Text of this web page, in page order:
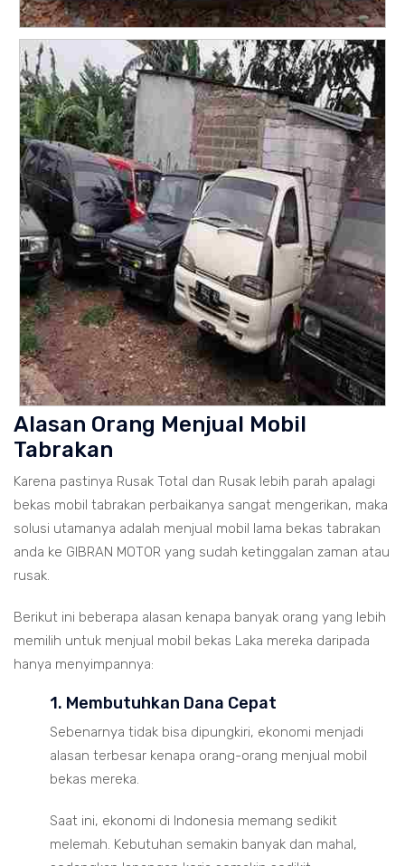
Alasan Orang Menjual Mobil
Tabrakan
Karena pastinya Rusak Total dan Rusak lebih parah apalagi
bekas mobil tabrakan perbaikanya sangat mengerikan, maka
solusi utamanya adalah menjual mobil lama bekas tabrakan
anda ke GIBRAN MOTOR yang sudah ketinggalan zaman atau
rusak.
Berikut ini beberapa alasan kenapa banyak orang yang lebih
memilih untuk menjual mobil bekas Laka mereka daripada
hanya menyimpannya:
1. Membutuhkan Dana Cepat
Sebenarnya tidak bisa dipungkiri, ekonomi menjadi
alasan terbesar kenapa orang-orang menjual mobil
bekas mereka.
Saat ini, ekonomi di Indonesia memang sedikit
melemah. Kebutuhan semakin banyak dan mahal,